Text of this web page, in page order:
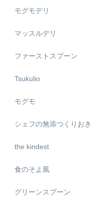
モグモデリ
マッスルデリ
ファーストスプーン
Tsukulio
モグモ
シェフの無添つくりおき
the kindest
食のそよ風
グリーンスプーン